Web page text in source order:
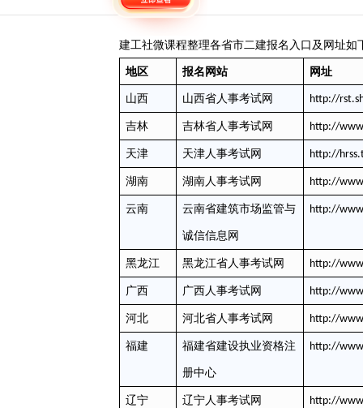
建工社微课程整理各省市二建报名入口及网址如
地区 报名网站 网址
山西 山西省人事考试网 http://
吉林 吉林省人事考试网 http://
天津 天津人事考试网 http://
湖南 湖南人事考试网 http://
云南 云南省建筑市场监管与
诚信信息网
http://
黑龙江 黑龙江省人事考试网 http://
广西 广西人事考试网 http://
河北 河北省人事考试网 http://
福建 福建省建设执业资格注
册中心
http://
辽宁 辽宁人事考试网 http://